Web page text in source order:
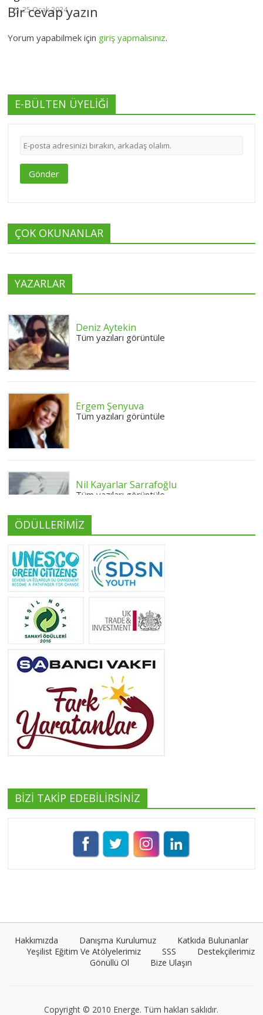
25 Ocak 2024
Bir cevap yazın
Yorum yapabilmek için giriş yapmalısınız.
E-BÜLTEN ÜYELİĞİ
Gönder
ÇOK OKUNANLAR
YAZARLAR
Deniz Aytekin
Tüm yazıları görüntüle
Ergem Şenyuva
Tüm yazıları görüntüle
Nil Kayarlar Sarrafoğlu
Tüm yazıları görüntüle
Yeliz Yılmaz
Tüm yazıları görüntüle
Yeşilist
Tüm yazıları görüntüle
Pınar Demirkan
ÖDÜLLERİMİZ
BİZİ TAKİP EDEBİLİRSİNİZ
Hakkımızda Danışma Kurulumuz
Katkıda Bulunanlar
Yeşilist Eğitim Ve Atölyelerimiz
SSS
Destekçilerimiz
Gönüllü Ol
Bize Ulaşın
Copyright © 2010 Energe. Tüm hakları saklıdır.